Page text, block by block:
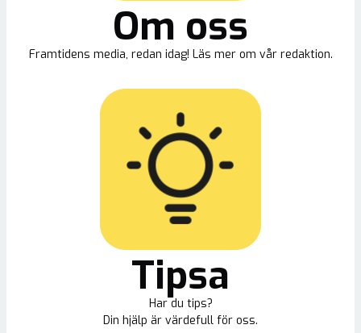
Om oss
Framtidens media, redan idag! Läs mer om vår redaktion.
Tipsa
Har du tips?
Din hjälp är värdefull för oss.